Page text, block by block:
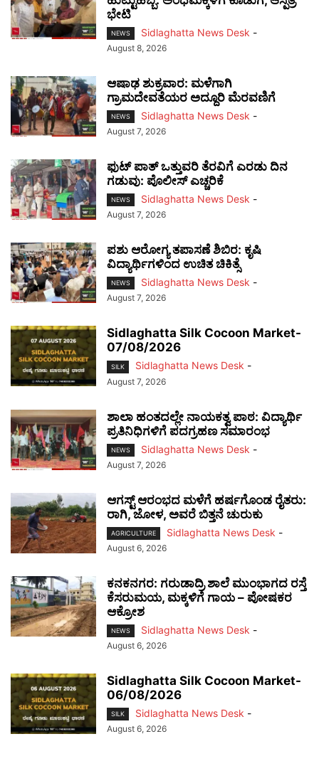
ಭೇಟಿ
NEWS Sidlaghatta News Desk -
August 8, 2026
ಆಷಾಢ ಶುಕ್ರವಾರ: ಮಳೆಗಾಗಿ
ಗ್ರಾಮದೇವತೆಯರ ಅದ್ದೂರಿ ಮೆರವಣಿಗೆ
NEWS Sidlaghatta News Desk -
August 7, 2026
ಫುಟ್‌ ಪಾತ್ ಒತ್ತುವರಿ ತೆರವಿಗೆ ಎರಡು ದಿನ
ಗಡುವು: ಪೊಲೀಸ್ ಎಚ್ಚರಿಕೆ
NEWS Sidlaghatta News Desk -
August 7, 2026
ಪಶು ಆರೋಗ್ಯ ತಪಾಸಣೆ ಶಿಬಿರ: ಕೃಷಿ
ವಿದ್ಯಾರ್ಥಿಗಳಿಂದ ಉಚಿತ ಚಿಕಿತ್ಸೆ
NEWS Sidlaghatta News Desk -
August 7, 2026
Sidlaghatta Silk Cocoon Market-
07/08/2026
SILK Sidlaghatta News Desk -
August 7, 2026
ಶಾಲಾ ಹಂತದಲ್ಲೇ ನಾಯಕತ್ವ ಪಾಠ: ವಿದ್ಯಾರ್ಥಿ
ಪ್ರತಿನಿಧಿಗಳಿಗೆ ಪದಗ್ರಹಣ ಸಮಾರಂಭ
NEWS Sidlaghatta News Desk -
August 7, 2026
ಆಗಸ್ಟ್ ಆರಂಭದ ಮಳೆಗೆ ಹರ್ಷಗೊಂಡ ರೈತರು:
ರಾಗಿ, ಜೋಳ, ಅವರೆ ಬಿತ್ತನೆ ಚುರುಕು
AGRICULTURE Sidlaghatta News Desk -
August 6, 2026
ಕನಕನಗರ: ಗರುಡಾದ್ರಿ ಶಾಲೆ ಮುಂಭಾಗದ ರಸ್ತೆ
ಕೆಸರುಮಯ, ಮಕ್ಕಳಿಗೆ ಗಾಯ – ಪೋಷಕರ
ಆಕ್ರೋಶ
NEWS Sidlaghatta News Desk -
August 6, 2026
Sidlaghatta Silk Cocoon Market-
06/08/2026
SILK Sidlaghatta News Desk -
August 6, 2026